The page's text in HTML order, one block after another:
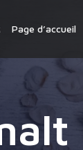
Page d’accueil